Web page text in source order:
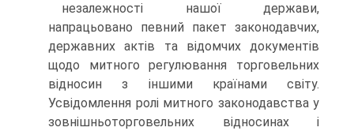
незалежності нашої держави,
напрацьовано певний пакет законодавчих,
державних актів та відомчих документів
щодо митного регулювання торговельних
відносин з іншими країнами світу.
Усвідомлення ролі митного законодавства у
зовнішньоторговельних відносинах і